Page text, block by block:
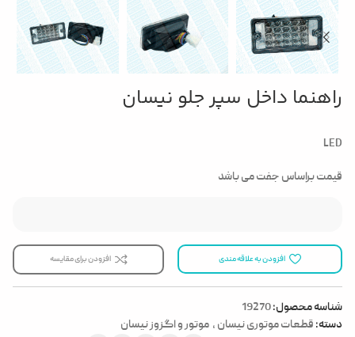
راهنما داخل سپر جلو نیسان
LED
قیمت براساس جفت می باشد
افزودن به علاقه مندی افزودن برای مقایسه
شناسه محصول:19270
دسته: قطعات موتوری نیسان , موتور و اگزوز نیسان